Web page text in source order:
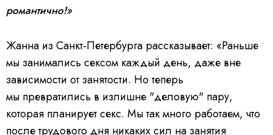
романтично!»
Жанна из Санкт-Петербурга рассказывает: «Раньше
мы занимались сексом каждый день, даже вне
зависимости от занятости. Но теперь
мы превратились в излишне "деловую" пару,
которая планирует секс. Мы так много работаем, что
после трудового дня никаких сил на занятия